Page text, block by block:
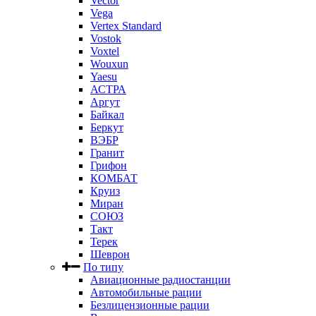
Vega
Vertex Standard
Vostok
Voxtel
Wouxun
Yaesu
АСТРА
Аргут
Байкал
Беркут
ВЭБР
Гранит
Грифон
КОМБАТ
Круиз
Миран
СОЮЗ
Такт
Терек
Шеврон
По типу
Авиационные радиостанции
Автомобильные рации
Безлицензионные рации